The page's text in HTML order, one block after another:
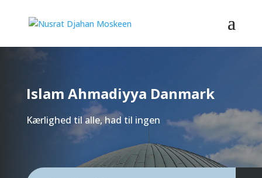
Islam Ahmadiyya Danmark
Kærlighed til alle, had til ingen